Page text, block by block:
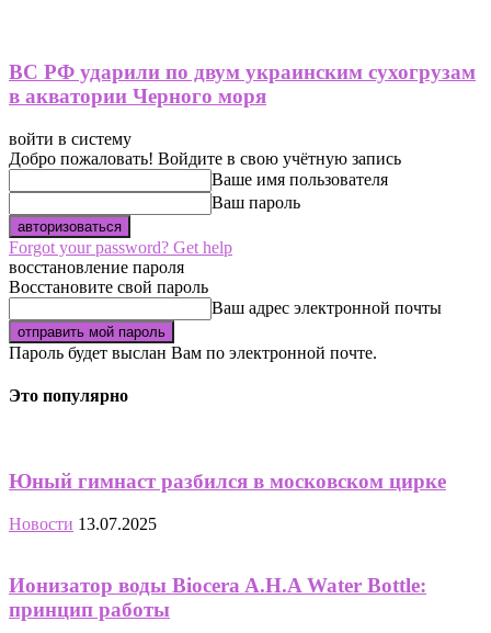
ВС РФ ударили по двум украинским сухогрузам
в акватории Черного моря
войти в систему
Добро пожаловать! Войдите в свою учётную запись
Ваше имя пользователя
Ваш пароль
Forgot your password? Get help
восстановление пароля
Восстановите свой пароль
Ваш адрес электронной почты
Пароль будет выслан Вам по электронной почте.
Это популярно
Юный гимнаст разбился в московском цирке
Новости 13.07.2025
Ионизатор воды Biocera A.H.A Water Bottle:
принцип работы